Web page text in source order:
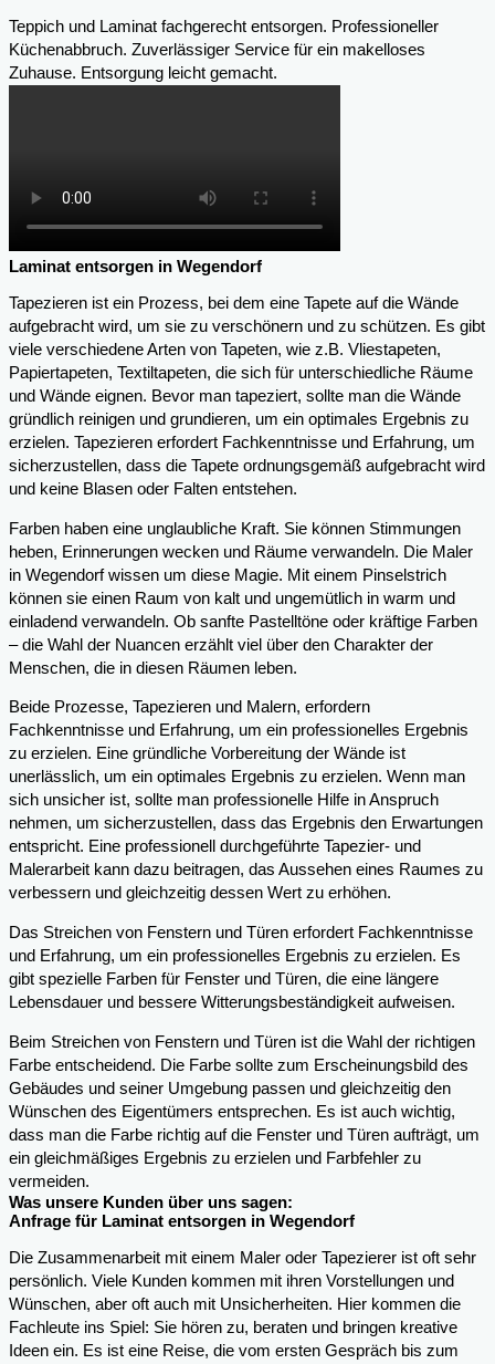
Teppich und Laminat fachgerecht entsorgen. Professioneller
Küchenabbruch. Zuverlässiger Service für ein makelloses
Zuhause. Entsorgung leicht gemacht.
Laminat entsorgen in Wegendorf
Tapezieren ist ein Prozess, bei dem eine Tapete auf die Wände
aufgebracht wird, um sie zu verschönern und zu schützen. Es gibt
viele verschiedene Arten von Tapeten, wie z.B. Vliestapeten,
Papiertapeten, Textiltapeten, die sich für unterschiedliche Räume
und Wände eignen. Bevor man tapeziert, sollte man die Wände
gründlich reinigen und grundieren, um ein optimales Ergebnis zu
erzielen. Tapezieren erfordert Fachkenntnisse und Erfahrung, um
sicherzustellen, dass die Tapete ordnungsgemäß aufgebracht wird
und keine Blasen oder Falten entstehen.
Farben haben eine unglaubliche Kraft. Sie können Stimmungen
heben, Erinnerungen wecken und Räume verwandeln. Die Maler
in Wegendorf wissen um diese Magie. Mit einem Pinselstrich
können sie einen Raum von kalt und ungemütlich in warm und
einladend verwandeln. Ob sanfte Pastelltöne oder kräftige Farben
– die Wahl der Nuancen erzählt viel über den Charakter der
Menschen, die in diesen Räumen leben.
Beide Prozesse, Tapezieren und Malern, erfordern
Fachkenntnisse und Erfahrung, um ein professionelles Ergebnis
zu erzielen. Eine gründliche Vorbereitung der Wände ist
unerlässlich, um ein optimales Ergebnis zu erzielen. Wenn man
sich unsicher ist, sollte man professionelle Hilfe in Anspruch
nehmen, um sicherzustellen, dass das Ergebnis den Erwartungen
entspricht. Eine professionell durchgeführte Tapezier- und
Malerarbeit kann dazu beitragen, das Aussehen eines Raumes zu
verbessern und gleichzeitig dessen Wert zu erhöhen.
Das Streichen von Fenstern und Türen erfordert Fachkenntnisse
und Erfahrung, um ein professionelles Ergebnis zu erzielen. Es
gibt spezielle Farben für Fenster und Türen, die eine längere
Lebensdauer und bessere Witterungsbeständigkeit aufweisen.
Beim Streichen von Fenstern und Türen ist die Wahl der richtigen
Farbe entscheidend. Die Farbe sollte zum Erscheinungsbild des
Gebäudes und seiner Umgebung passen und gleichzeitig den
Wünschen des Eigentümers entsprechen. Es ist auch wichtig,
dass man die Farbe richtig auf die Fenster und Türen aufträgt, um
ein gleichmäßiges Ergebnis zu erzielen und Farbfehler zu
vermeiden.
Was unsere Kunden über uns sagen:
Anfrage für Laminat entsorgen in Wegendorf
Die Zusammenarbeit mit einem Maler oder Tapezierer ist oft sehr
persönlich. Viele Kunden kommen mit ihren Vorstellungen und
Wünschen, aber oft auch mit Unsicherheiten. Hier kommen die
Fachleute ins Spiel: Sie hören zu, beraten und bringen kreative
Ideen ein. Es ist eine Reise, die vom ersten Gespräch bis zum